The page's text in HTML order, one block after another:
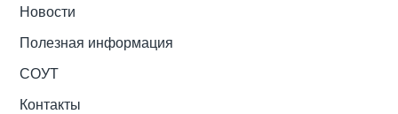
Новости
Полезная информация
СОУТ
Контакты